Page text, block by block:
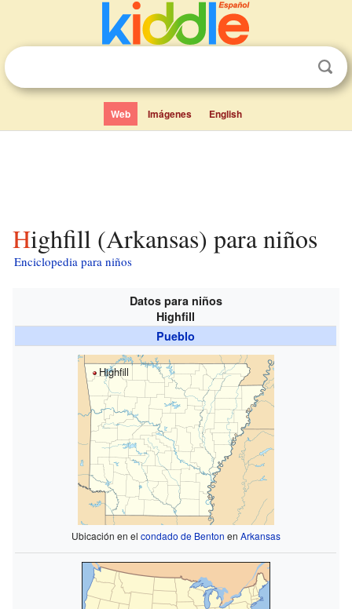
Web Imágenes English
Highfill (Arkansas) para niños
Enciclopedia para niños
Datos para niños
Highfill
Pueblo
Highfill
Ubicación en el condado de Benton en Arkansas